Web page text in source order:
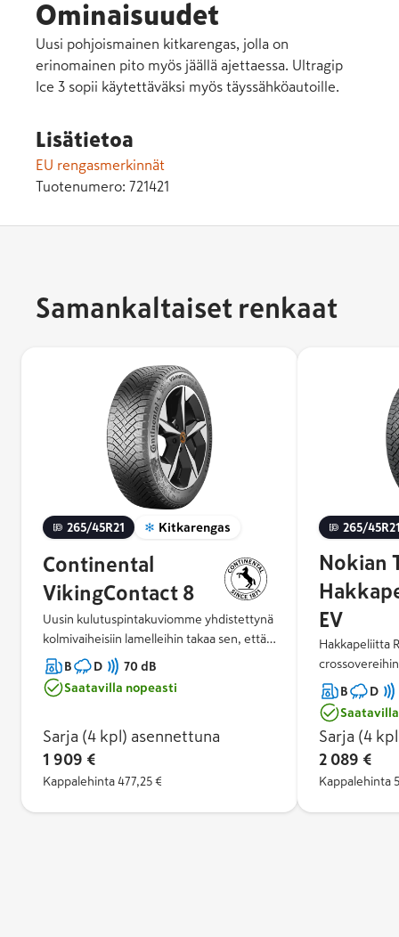
Ominaisuudet
Uusi pohjoismainen kitkarengas, jolla on
erinomainen pito myös jäällä ajettaessa. Ultragip
Ice 3 sopii käytettäväksi myös täyssähköautoille.
Lisätietoa
EU rengasmerkinnät
Tuotenumero: 721421
Samankaltaiset renkaat
265/45R21 Kitkarengas
Continental
VikingContact 8
Uusin kulutuspintakuviomme yhdistettynä
kolmivaiheisiin lamelleihin takaa sen, että
selviät talven monista haasteista
turvallisesti. Seuraavan sukupolven
pohjoismainen kulutuspintaseoksemme
sekä energiatehokkaan kyydin.
Edistyksellinen kulutuspintakuviomme
mahdollistaa parhaan luokituksen EU-
ajohetkistä talvisissa olosuhteissa.
B D
70 dB
Saatavilla nopeasti
Sarja (4 kpl) asennettuna
1 909 €
Kappalehinta 477,25 €
265/
Nokian
EV
Hakkapeliitta
tarkoitettu
hyödyntävä
sähköautoille
turvallisuuden
suuremman
B
D
Sarja (4
2 089 €
Kappalehinta